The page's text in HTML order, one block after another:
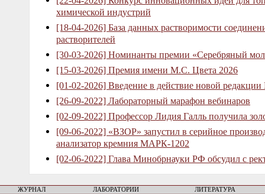
химической индустрий
[18-04-2026] База данных растворимости
растворителей
[30-03-2026] Номинанты премии «Серебряный
[15-03-2026] Премия имени М.С. Цвета 2026
[01-02-2026] Введение в действие новой
[26-09-2022] Лабораторный марафон вебинаров
[02-09-2022] Профессор Лидия Галль получила
[09-06-2022] «ВЗОР» запустил в серийное
анализатор кремния МАРК-1202
[02-06-2022] Глава Минобрнауки РФ обсудил с
ЖУРНАЛ ЛАБОРАТОРИИ ЛИТЕРАТУРА